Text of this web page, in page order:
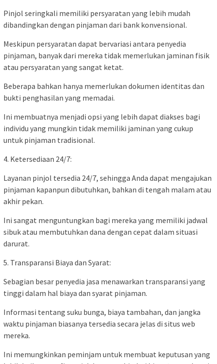
Pinjol seringkali memiliki persyaratan yang lebih mudah
dibandingkan dengan pinjaman dari bank konvensional.
Meskipun persyaratan dapat bervariasi antara penyedia
pinjaman, banyak dari mereka tidak memerlukan jaminan fisik
atau persyaratan yang sangat ketat.
Beberapa bahkan hanya memerlukan dokumen identitas dan
bukti penghasilan yang memadai.
Ini membuatnya menjadi opsi yang lebih dapat diakses bagi
individu yang mungkin tidak memiliki jaminan yang cukup
untuk pinjaman tradisional.
4. Ketersediaan 24/7:
Layanan pinjol tersedia 24/7, sehingga Anda dapat mengajukan
pinjaman kapanpun dibutuhkan, bahkan di tengah malam atau
akhir pekan.
Ini sangat menguntungkan bagi mereka yang memiliki jadwal
sibuk atau membutuhkan dana dengan cepat dalam situasi
darurat.
5. Transparansi Biaya dan Syarat:
Sebagian besar penyedia jasa menawarkan transparansi yang
tinggi dalam hal biaya dan syarat pinjaman.
Informasi tentang suku bunga, biaya tambahan, dan jangka
waktu pinjaman biasanya tersedia secara jelas di situs web
mereka.
Ini memungkinkan peminjam untuk membuat keputusan yang